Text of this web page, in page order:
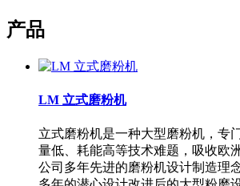
产品
LM 立式磨粉机
立式磨粉机是一种大型磨粉机，专
量低、耗能高等技术难题，吸收欧
公司多年先进的磨粉机设计制造理